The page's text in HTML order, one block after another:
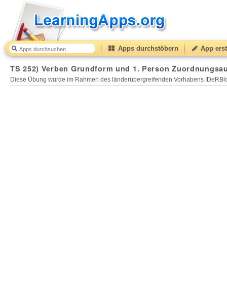
Apps durchstöbern App
TS 252) Verben Grundform und 1. Person
Diese Übung wurde im Rahmen des länderübergreifenden Vorhabens